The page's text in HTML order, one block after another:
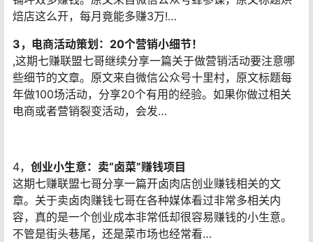
焙店这么开，每月竟能多赚3万!…
3，电商活动策划：20个营销小细节！
,这期七赚联盟七哥继续分享一篇关于做营销活动要注意哪
些细节的文章。原文来自微信公众号十里村，原文标题每
年做100场活动，分享20个有用的经验。如果你做过相关
电商或者营销裂变活动，会发…
4， 创业小生意：卖“卤菜”赚钱项目
这期七赚联盟七哥分享一篇开卤肉店创业赚钱相关的文
章。关于卖卤肉赚钱七哥在各种媒体看过非常多相关内
容，真的是一个创业成本非常低却很容易赚钱的小生意。
不管是街头巷尾，还是菜市场也经常看…